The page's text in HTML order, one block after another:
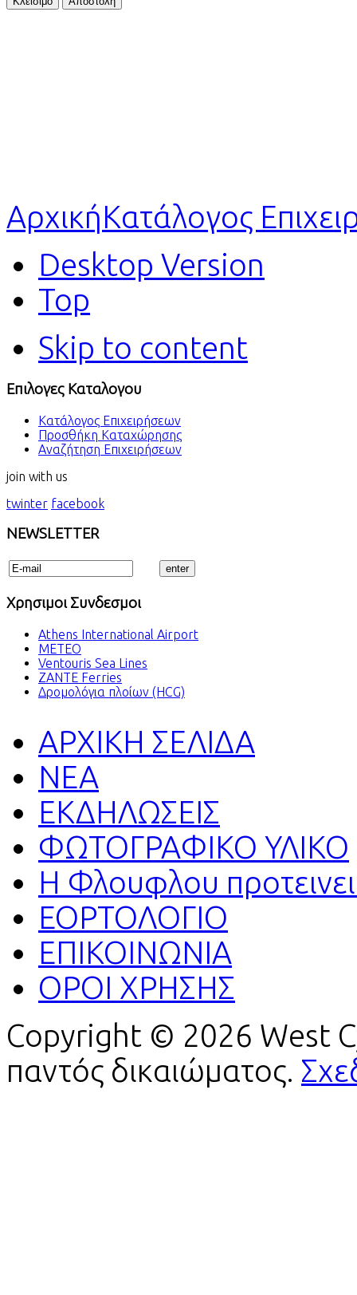
ΑρχικήΚατάλογος
Desktop Version
Top
Skip to content
Επιλογες Καταλογου
Κατάλογος Επιχειρήσεων
Προσθήκη Καταχώρησης
Αναζήτηση Επιχειρήσεων
join with us
twinter facebook
NEWSLETTER
Χρησιμοι Συνδεσμοι
Athens International Airport
METEO
Ventouris Sea Lines
ZANTE Ferries
Δρομολόγια πλοίων (HCG)
ΑΡΧΙΚΗ ΣΕΛΙΔΑ
ΝΕΑ
ΕΚΔΗΛΩΣΕΙΣ
ΦΩΤΟΓΡΑΦΙΚΟ ΥΛΙΚΟ
H Φλουφλου
ΕΟΡΤΟΛΟΓΙΟ
ΕΠΙΚΟΙΝΩΝΙΑ
ΟΡΟΙ ΧΡΗΣΗΣ
Copyright © 2026 West
παντός δικαιώματος.